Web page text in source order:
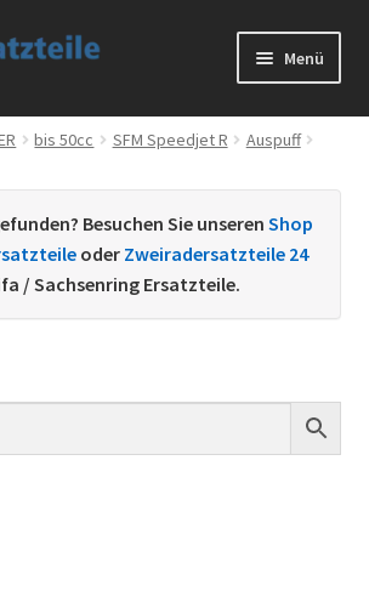
Menü
bis 50cc SFM Speedjet R
Auspuff
Besuchen Sie unseren Shop
oder Zweiradersatzteile 24
/ Sachsenring Ersatzteile.